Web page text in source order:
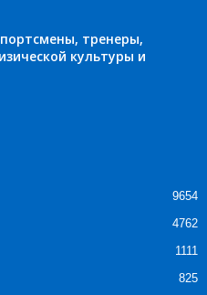
тренеры,
культуры и
9654
4762
1111
825